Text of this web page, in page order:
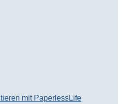
mit PaperlessLife